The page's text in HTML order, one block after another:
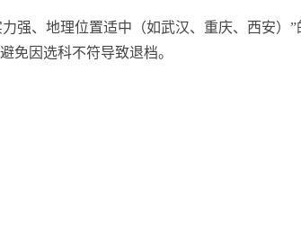
强、地理位置适中（如武汉、重庆、西安）
免因选科不符导致退档。